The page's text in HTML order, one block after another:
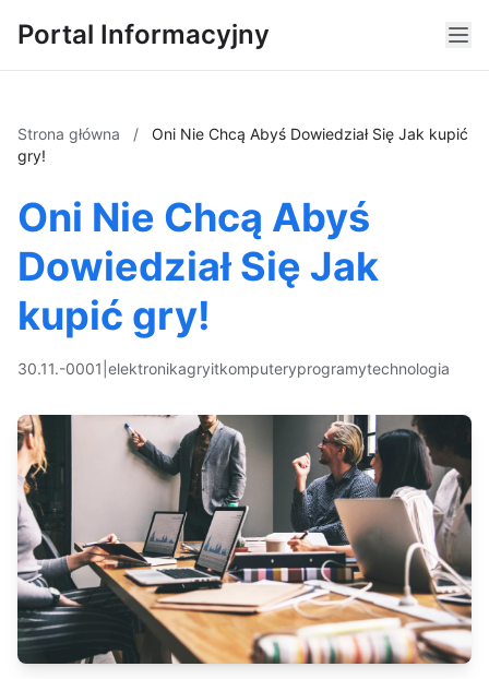
Portal Informacyjny
Strona główna /
Oni Nie Chcą Abyś Dowiedział Się Jak kupić
gry!
Oni Nie Chcą Abyś
Dowiedział Się Jak
kupić gry!
30.11.-0001 elektronikagryitkomputeryprogramytechnologia